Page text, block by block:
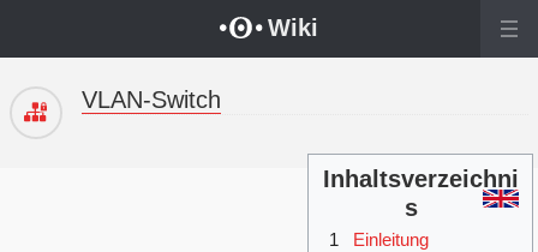
Wiki
VLAN-Switch
Inhaltsverzeichni
s
1
Einleitung